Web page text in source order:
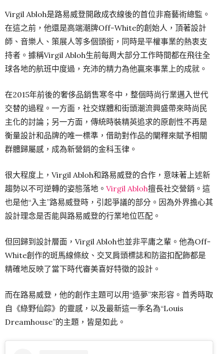
Virgil Abloh是路易威登開啟成衣線後的首位非裔藝術總監。
在這之前，他還是高端潮牌Off-White的創始人，頂著設計
師、音樂人、策展人等多個頭銜，同時是平權事業的熱衷支
持者。據稱Virgil Abloh生前每周大部分工作時間都在飛往全
球各地的航班中度過，充沛的精力為他贏來事業上的成就。
在2015年前後的奢侈品銷售寒冬中，整個時尚行業邁入世代
交替的過程。一方面，社交媒體和街頭潮流興盛帶來時尚民
主化的討論；另一方面，傳統時裝精英追求的原創性不再是
衡量設計和品牌的唯一標準，借助對作品的闡釋來賦予相關
群體歸屬感，成為新營銷的金科玉律。
很大程度上，Virgil Abloh和路易威登的合作，意味著上述新
趨勢以不可逆轉的姿態落地。 Virgil Abloh擅長社交營銷。這
也是他“入主”路易威登時，引起爭議的部分。因為外界擔心其
設計理念是否能與路易威登的行業地位匹配。
但回歸到設計層面，Virgil Abloh也並非平庸之輩。他為Off-
White創作的斑馬線條紋、交叉肩頭標誌和防盜扣配飾都是
精確地反映了當下時代審美喜好特徵的設計。
而在路易威登，他的創作主題可以用“造夢”來形容。首秀時取
自《綠野仙踪》的靈感，以及最新這一季名為“Louis
Dreamhouse”的主題，皆是如此。